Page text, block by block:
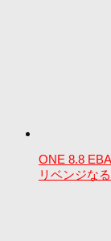
ONE 8.8
リベンジな